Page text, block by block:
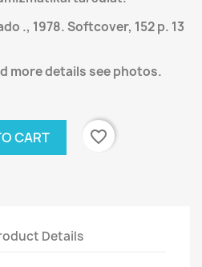
., 1978. Softcover, 152 p. 13
more details see photos.
CART
favorite_border
Details